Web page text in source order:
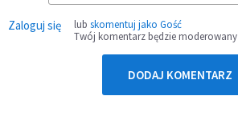
Zaloguj się lub skomentuj jako Gość
Twój komentarz będzie moderowany
DODAJ KOMENTARZ